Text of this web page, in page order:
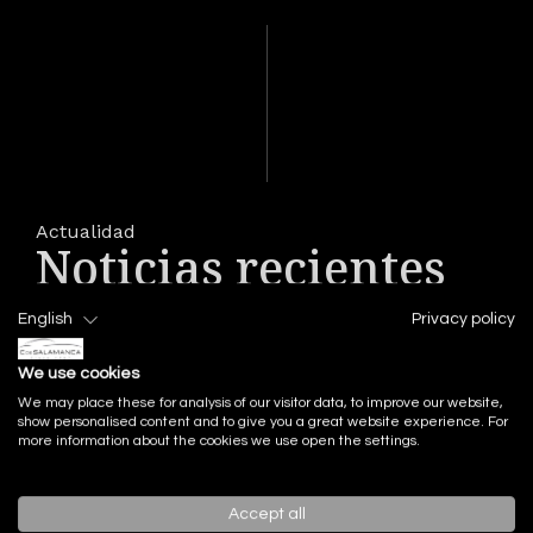
Actualidad
Noticias recientes
English Privacy policy
We use cookies
We may place these for analysis of our visitor data, to improve our website,
show personalised content and to give you a great website experience. For
more information about the cookies we use open the settings.
Accept all